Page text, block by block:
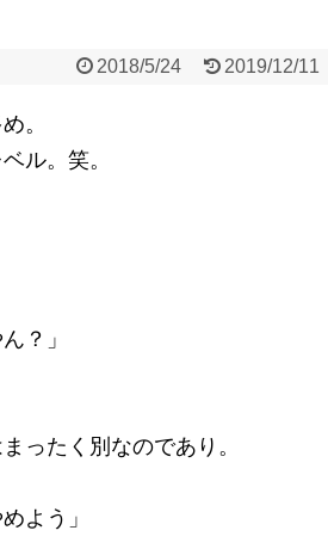
2018/5/24 2019/12/11
。
ル。笑。
？」
ったく別なのであり。
よう」